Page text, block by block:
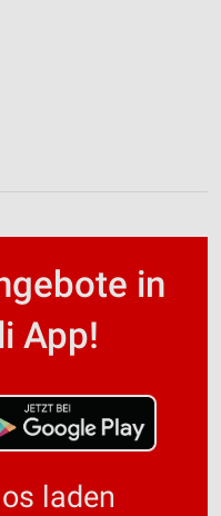
in
App!
laden